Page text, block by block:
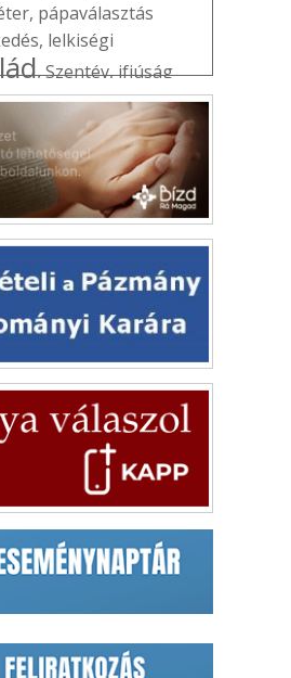
, pápaválasztás
, lelkiségi
,Szentév,ifjúság